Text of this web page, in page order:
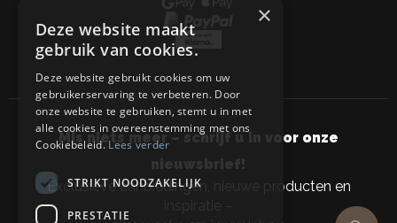
Mis niets meer – schrijf u in voor onze
nieuwsbrief!
Exclusieve aanbiedingen, nieuwe producten en
inspiratie –
×
Deze website maakt
gebruik van cookies.
Deze website gebruikt cookies om uw
gebruikerservaring te verbeteren. Door
onze website te gebruiken, stemt u in met
alle cookies in overeenstemming met ons
Cookiebeleid.Lees verder
STRIKT NOODZAKELIJK
PRESTATIE